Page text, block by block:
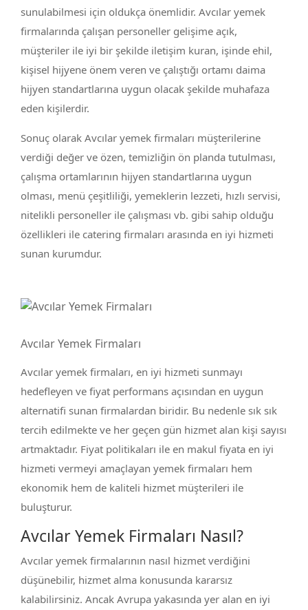
sunulabilmesi için oldukça önemlidir. Avcılar yemek
firmalarında çalışan personeller gelişime açık,
müşteriler ile iyi bir şekilde iletişim kuran, işinde ehil,
kişisel hijyene önem veren ve çalıştığı ortamı daima
hijyen standartlarına uygun olacak şekilde muhafaza
eden kişilerdir.
Sonuç olarak Avcılar yemek firmaları müşterilerine
verdiği değer ve özen, temizliğin ön planda tutulması,
çalışma ortamlarının hijyen standartlarına uygun
olması, menü çeşitliliği, yemeklerin lezzeti, hızlı servisi,
nitelikli personeller ile çalışması vb. gibi sahip olduğu
özellikleri ile catering firmaları arasında en iyi hizmeti
sunan kurumdur.
Avcılar Yemek Firmaları
Avcılar yemek firmaları, en iyi hizmeti sunmayı
hedefleyen ve fiyat performans açısından en uygun
alternatifi sunan firmalardan biridir. Bu nedenle sık sık
tercih edilmekte ve her geçen gün hizmet alan kişi sayısı
artmaktadır. Fiyat politikaları ile en makul fiyata en iyi
hizmeti vermeyi amaçlayan yemek firmaları hem
ekonomik hem de kaliteli hizmet müşterileri ile
buluşturur.
Avcılar Yemek Firmaları Nasıl?
Avcılar yemek firmalarının nasıl hizmet verdiğini
düşünebilir, hizmet alma konusunda kararsız
kalabilirsiniz. Ancak Avrupa yakasında yer alan en iyi